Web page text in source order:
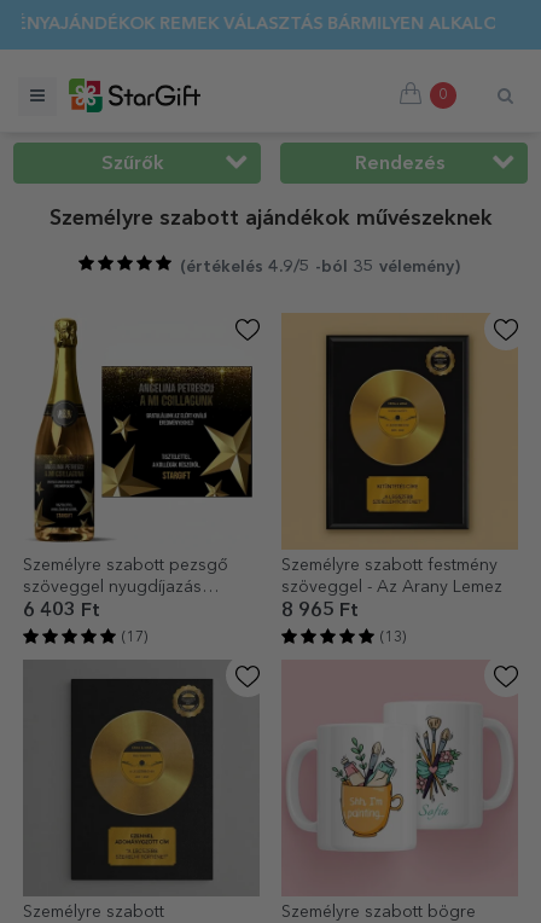
🌴 AKÁR 40%-OS KEDVEZMÉNY TÖBB MINT 100
0
Szűrők Rendezés
Személyre szabott ajándékok művészeknek
(értékelés 4.9/5 -ból 35 vélemény)
Személyre szabott pezsgő
szöveggel nyugdíjazás
alkalmából
6 403 Ft
(17)
Személyre szabott festmény
szöveggel - Az Arany Lemez
8 965 Ft
(13)
Személyre szabott
Személyre szabott bögre